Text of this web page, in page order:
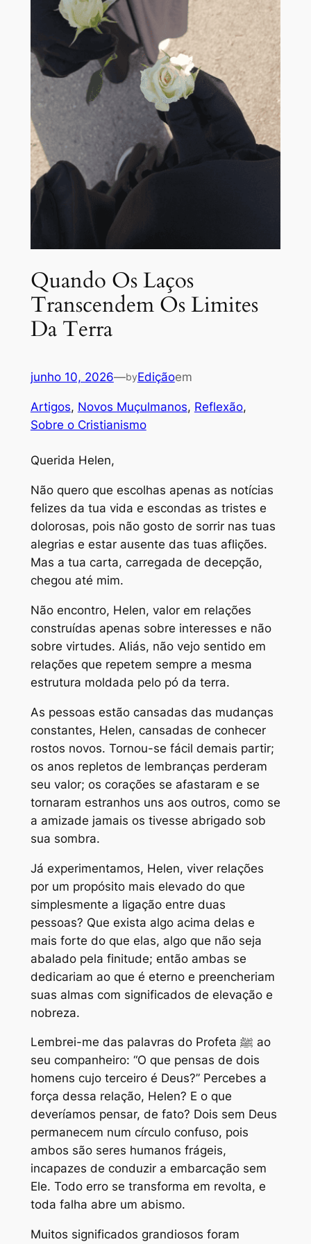
Quando Os Laços
Transcendem Os Limites
Da Terra
junho 10, 2026—byEdiçãoem
Artigos, Novos Muçulmanos, Reflexão
Sobre o Cristianismo
Querida Helen,
Não quero que escolhas apenas as notícias
felizes da tua vida e escondas as tristes e
dolorosas, pois não gosto de sorrir nas tuas
alegrias e estar ausente das tuas aflições.
Mas a tua carta, carregada de decepção,
chegou até mim.
Não encontro, Helen, valor em relações
construídas apenas sobre interesses e não
sobre virtudes. Aliás, não vejo sentido em
relações que repetem sempre a mesma
estrutura moldada pelo pó da terra.
As pessoas estão cansadas das mudanças
constantes, Helen, cansadas de conhecer
rostos novos. Tornou-se fácil demais partir;
os anos repletos de lembranças perderam
seu valor; os corações se afastaram e se
tornaram estranhos uns aos outros, como se
a amizade jamais os tivesse abrigado sob
sua sombra.
Já experimentamos, Helen, viver relações
por um propósito mais elevado do que
simplesmente a ligação entre duas
pessoas? Que exista algo acima delas e
mais forte do que elas, algo que não seja
abalado pela finitude; então ambas se
dedicariam ao que é eterno e preencheriam
suas almas com significados de elevação e
nobreza.
Lembrei-me das palavras do Profeta ﷺ ao
seu companheiro: “O que pensas de dois
homens cujo terceiro é Deus?” Percebes a
força dessa relação, Helen? E o que
deveríamos pensar, de fato? Dois sem Deus
permanecem num círculo confuso, pois
ambos são seres humanos frágeis,
incapazes de conduzir a embarcação sem
Ele. Todo erro se transforma em revolta, e
toda falha abre um abismo.
Muitos significados grandiosos foram